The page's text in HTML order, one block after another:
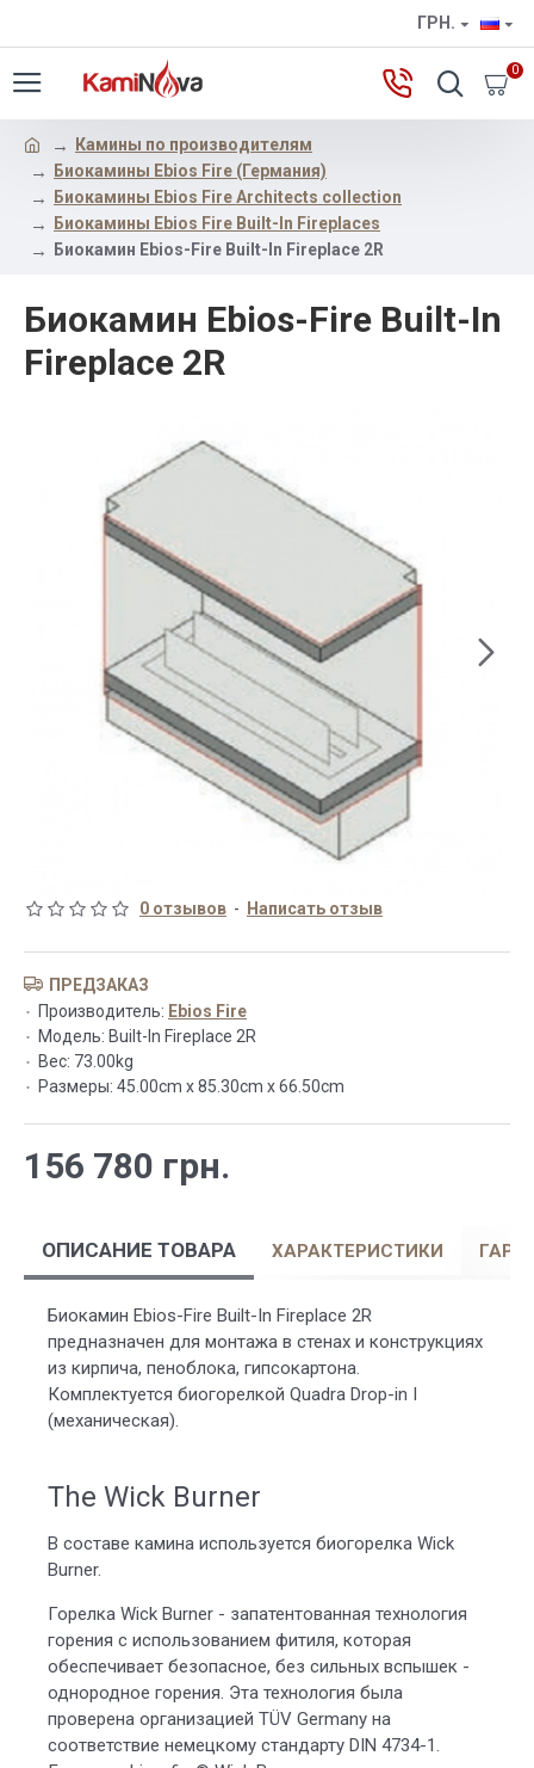
ГРН.
0
Камины по производителям
Биокамины Ebios Fire (Германия)
Биокамины Ebios Fire Architects collection
Биокамины Ebios Fire Built-In Fireplaces
Биокамин Ebios-Fire Built-In Fireplace 2R
Биокамин Ebios-Fire Built-In
Fireplace 2R
0 отзывов - Написать отзыв
156 780 грн.
ПРЕДЗАКАЗ
Производитель: Ebios Fire
Модель: Built-In Fireplace 2R
Вес: 73.00kg
Размеры: 45.00cm x 85.30cm x 66.50cm
ОПИСАНИЕ ТОВАРА ХАРАКТЕРИСТИКИ
Биокамин Ebios-Fire Built-In Fireplace 2R
предназначен для монтажа в стенах и конструкциях
из кирпича, пеноблока, гипсокартона.
Комплектуется биогорелкой Quadra Drop-in I
(механическая).
The Wick Burner
В составе камина используется биогорелка Wick
Burner.
Горелка Wick Burner - запатентованная технология
горения с использованием фитиля, которая
обеспечивает безопасное, без сильных вспышек -
однородное горения. Эта технология была
проверена организацией TÜV Germany на
соответствие немецкому стандарту DIN 4734-1.